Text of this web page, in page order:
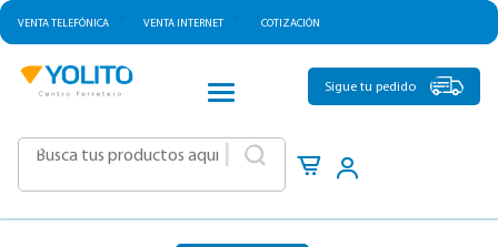
VENTA TELEFÓNICA VENTA INTERNET COTIZACIÓN
CATEGORÍAS
Sigue tu pedido